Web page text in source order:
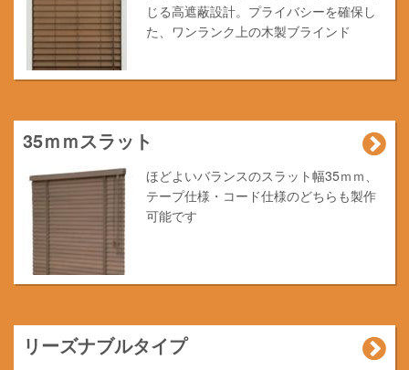
じる高遮蔽設計。プライバシーを確保し
た、ワンランク上の木製ブラインド
35ｍｍスラット
ほどよいバランスのスラット幅35ｍｍ、
テープ仕様・コード仕様のどちらも製作
可能です
リーズナブルタイプ